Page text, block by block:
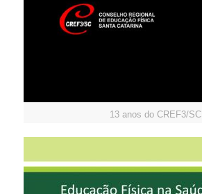
13 anos do CREF3/SC